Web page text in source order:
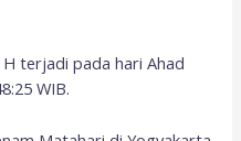
terjadi pada hari Ahad
WIB.